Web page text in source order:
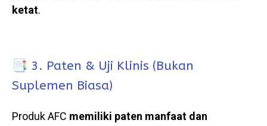
ketat.
📑 3. Paten & Uji Klinis (Bukan
Suplemen Biasa)
Produk AFC memiliki paten manfaat dan